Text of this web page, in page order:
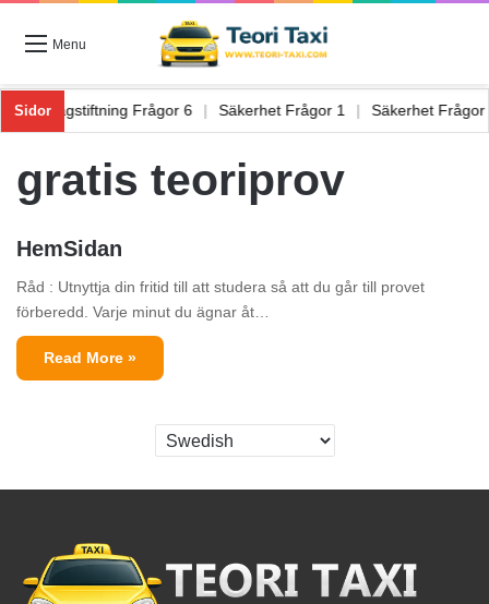
Menu
Sidor
5 | Lagstiftning Frågor 6 Säkerhet Frågor 1 Säkerhet
gratis teoriprov
HemSidan
Råd : Utnyttja din fritid till att studera så att du går till provet
förberedd. Varje minut du ägnar åt…
Read More »